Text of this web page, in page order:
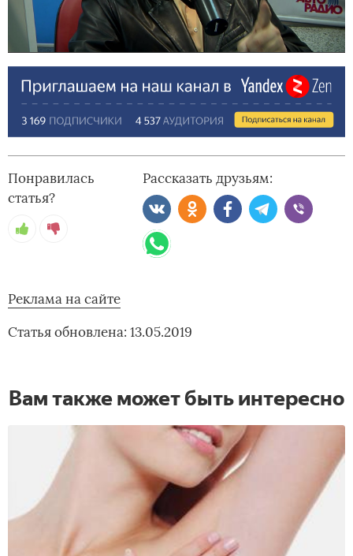
Понравилась
статья?
Рассказать друзьям:
Реклама на сайте
Статья обновлена: 13.05.2019
Вам также может быть интересно